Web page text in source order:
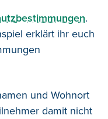
.
erklärt ihr euch
und Wohnort
damit nicht